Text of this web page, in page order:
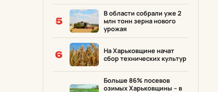
5
В области собрали уже 2
млн тонн зерна нового
урожая
6
На Харьковщине начат
сбор технических культур
Больше 86% посевов
озимых Харьковщины – в